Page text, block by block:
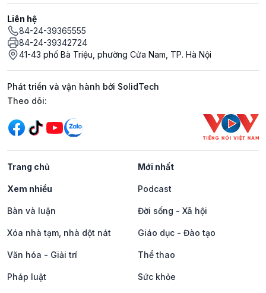
Liên hệ
84-24-39365555
84-24-39342724
41-43 phố Bà Triệu, phường Cửa Nam, TP. Hà Nội
Phát triển và vận hành bởi SolidTech
Mạng xã hội
Theo dõi:
Trang chủ Mới nhất
Xem nhiều Podcast
Bàn và luận Đời sống - Xã hội
Xóa nhà tạm, nhà dột nát Giáo dục - Đào tạo
Văn hóa - Giải trí Thể thao
Pháp luật Sức khỏe